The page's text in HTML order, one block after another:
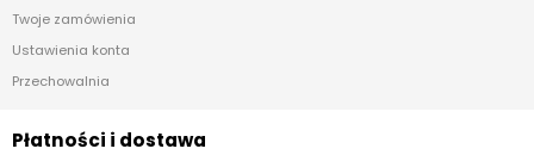
Twoje zamówienia
Ustawienia konta
Przechowalnia
Płatności i dostawa